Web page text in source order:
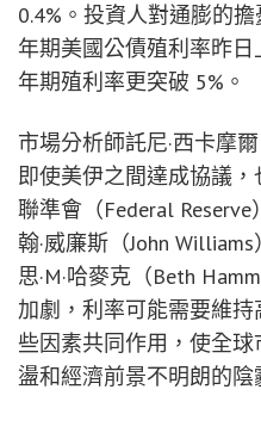
0.4%。投資人對通膨的
年期美國公債殖利率昨
年期殖利率更突破 5%。
市場分析師託尼·西卡摩
即使美伊之間達成協議
聯準會（Federal
翰·威廉斯（John
思·M·哈麥克（Beth
加劇，利率可能需要維
些因素共同作用，使全
盪和經濟前景不明朗的陰